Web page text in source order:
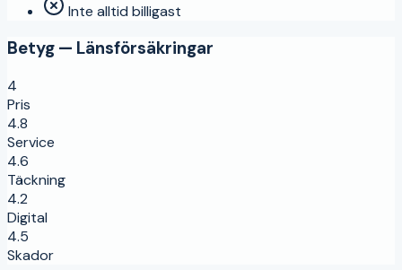
Inte alltid billigast
Betyg — Länsförsäkringar
4
Pris
4.8
Service
4.6
Täckning
4.2
Digital
4.5
Skador